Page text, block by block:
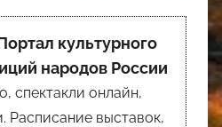
культурного
народов России
спектакли онлайн,
Расписание выставок,